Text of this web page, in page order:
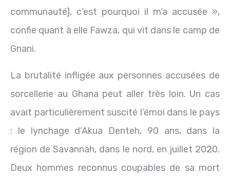
communauté], c’est pourquoi il m’a accusée »,
confie quant à elle Fawza, qui vit dans le camp de
Gnani.
La brutalité infligée aux personnes accusées de
sorcellerie au Ghana peut aller très loin. Un cas
avait particulièrement suscité l’émoi dans le pays
: le lynchage d’Akua Denteh, 90 ans, dans la
région de Savannah, dans le nord, en juillet 2020.
Deux hommes reconnus coupables de sa mort